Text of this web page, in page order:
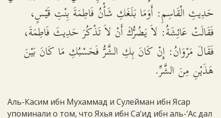
حَدِيثِ الْقَاسِمِ: أَوَمَا بَلَغَكِ شَأْنُ فَاطِمَةَ بِنْتِ قَيْسٍ،
فَقَالَتْ عَائِشَةُ: لاَ يَضُرُّكَ أَنْ لاَ تَذْكُرَ حَدِيثَ فَاطِمَةَ،
فَقَالَ مَرْوَانُ: إِنْ كَانَ بِكِ الشَّرُّ فَحَسْبُكِ مَا كَانَ بَيْنَ
هَذَيْنِ مِنَ الشَّرِّ.
Аль-Касим ибн Мухаммад и Сулейман ибн Ясар
упоминали о том, что Яхья ибн Са‘ид ибн аль-‘Ас дал